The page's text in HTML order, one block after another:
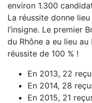
environ 1.300
La réussite donne
l’insigne. Le premier
du Rhône a eu lieu
réussite de 100 % !
En 2013, 22
En 2014, 28
En 2015, 21